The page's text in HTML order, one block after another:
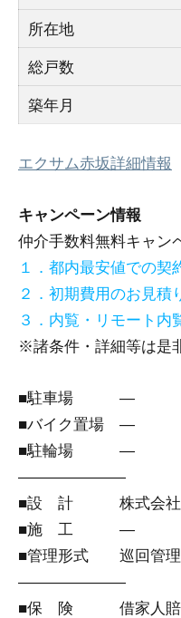
所在地
総戸数
築年月
エクサム赤坂詳細情報
キャンペーン情報
仲介手数料無料キャン
１．都内最安値での契
２．初期費用のお見積
３．内覧・リモート内
※諸条件・詳細等は是
■駐車場 ―
■バイク置場 ―
■駐輪場 ―
―――――――
■設 計 株式会社
■施 工 ―
■管理形式 巡回管理
―――――――
■保 険 借家人賠償